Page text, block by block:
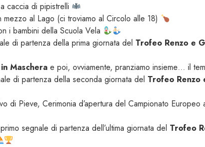
caccia di pipistrelli
al Lago (ci troviamo al Circolo alle 18)
i bambini della Scuola Vela
di partenza della prima giornata del Trofeo Renzo e
Maschera e poi, ovviamente, pranziamo insieme… il
di partenza della seconda giornata del Trofeo Renzo
di Pieve, Cerimonia d’apertura del Campionato
segnale di partenza dell’ultima giornata del Trofeo